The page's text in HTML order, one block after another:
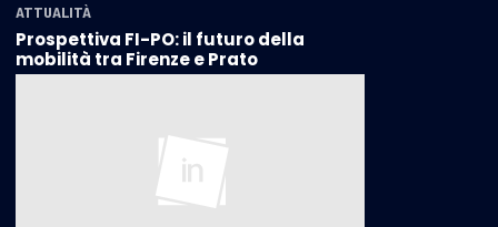
ATTUALITÀ
Prospettiva FI-PO: il futuro della
mobilità tra Firenze e Prato